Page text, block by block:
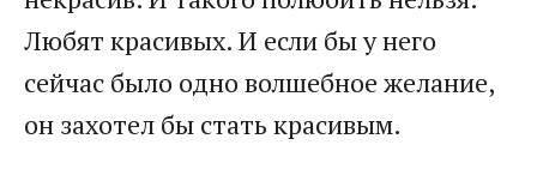
Любят красивых. И если бы у него
сейчас было одно волшебное желание,
он захотел бы стать красивым.